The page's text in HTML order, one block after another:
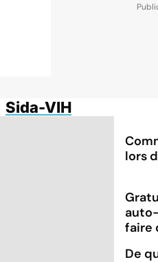
Sida-VIH
lors
faire
De